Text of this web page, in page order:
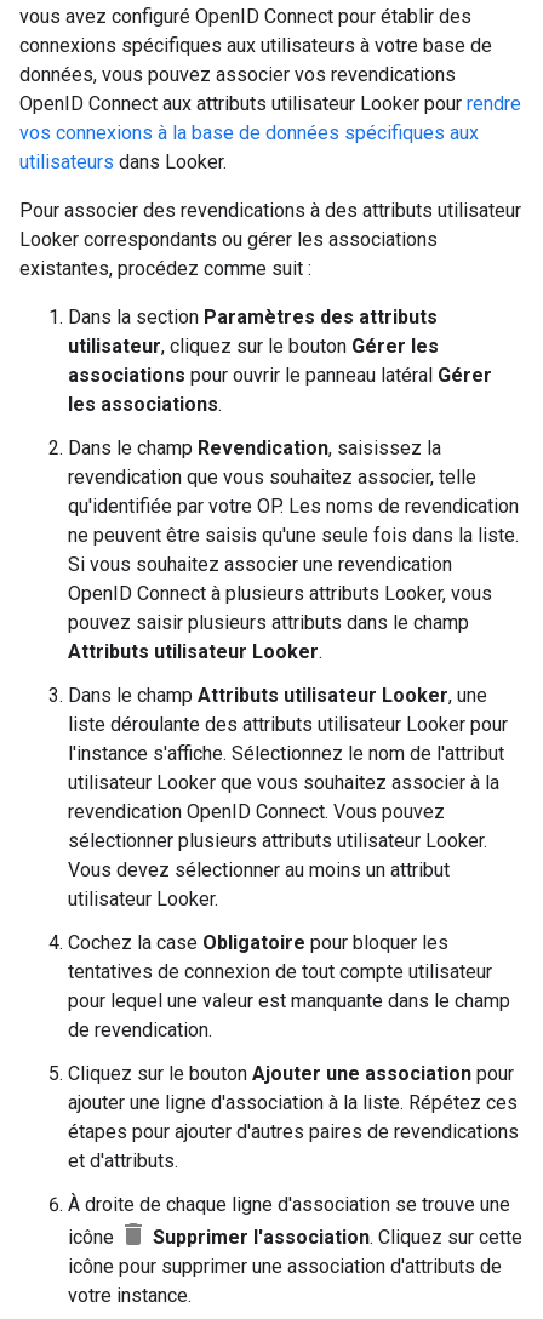
vous avez configuré OpenID Connect pour établir des
connexions spécifiques aux utilisateurs à votre base de
données, vous pouvez associer vos revendications
OpenID Connect aux attributs utilisateur Looker pour rendre
vos connexions à la base de données spécifiques aux
utilisateurs dans Looker.
Pour associer des revendications à des attributs utilisateur
Looker correspondants ou gérer les associations
existantes, procédez comme suit :
Dans la section Paramètres des attributs
utilisateur, cliquez sur le bouton Gérer les
associations pour ouvrir le panneau latéral Gérer
les associations.
Dans le champ Revendication, saisissez la
revendication que vous souhaitez associer, telle
qu'identifiée par votre OP. Les noms de revendication
ne peuvent être saisis qu'une seule fois dans la liste.
Si vous souhaitez associer une revendication
OpenID Connect à plusieurs attributs Looker, vous
pouvez saisir plusieurs attributs dans le champ
Attributs utilisateur Looker.
Dans le champ Attributs utilisateur Looker, une
liste déroulante des attributs utilisateur Looker pour
l'instance s'affiche. Sélectionnez le nom de l'attribut
utilisateur Looker que vous souhaitez associer à la
revendication OpenID Connect. Vous pouvez
sélectionner plusieurs attributs utilisateur Looker.
Vous devez sélectionner au moins un attribut
utilisateur Looker.
Cochez la case Obligatoire pour bloquer les
tentatives de connexion de tout compte utilisateur
pour lequel une valeur est manquante dans le champ
de revendication.
Cliquez sur le bouton Ajouter une association pour
ajouter une ligne d'association à la liste. Répétez ces
étapes pour ajouter d'autres paires de revendications
et d'attributs.
À droite de chaque ligne d'association se trouve une
icône delete Supprimer l'association. Cliquez sur cette
icône pour supprimer une association d'attributs de
votre instance.